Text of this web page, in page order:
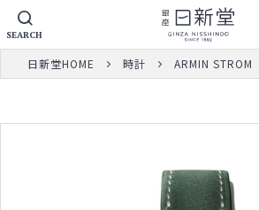
SEARCH
日新堂HOME 時計 ARMIN STROM